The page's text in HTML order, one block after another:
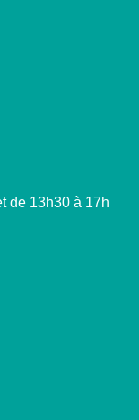
de 13h30 à 17h